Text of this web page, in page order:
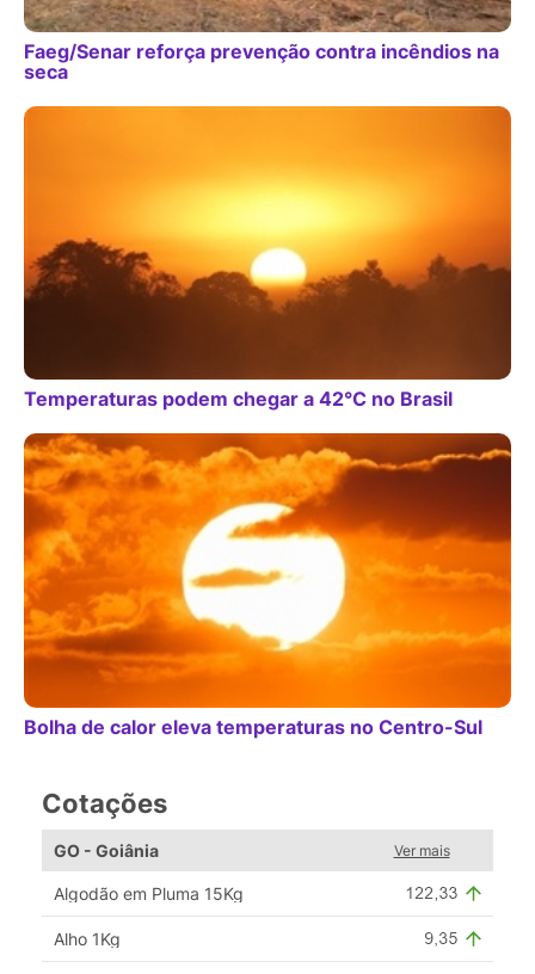
Faeg/Senar reforça prevenção contra incêndios na
seca
Temperaturas podem chegar a 42°C no Brasil
Bolha de calor eleva temperaturas no Centro-Sul
Cotações
GO - Goiânia Ver mais
Algodão em Pluma 15Kg
Alho 1Kg